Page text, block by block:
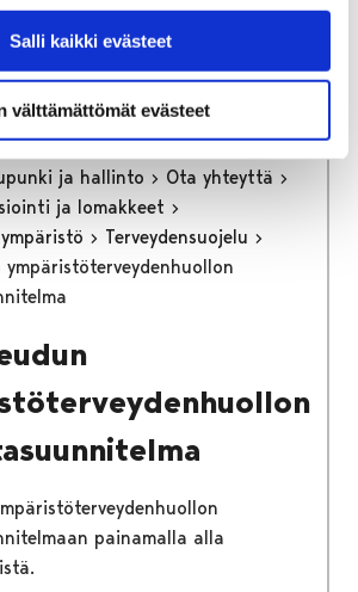
Salli kaikki evästeet
välttämättömät evästeet
ilmoitukseen
olevasta linkistä.
ja hallinto
Ota yhteyttä
ja lomakkeet
Terveydensuojelu
ympäristöterveydenhuollon
painamalla alla